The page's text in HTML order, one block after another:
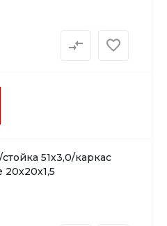
51х3,0/каркас
20х20х1,5